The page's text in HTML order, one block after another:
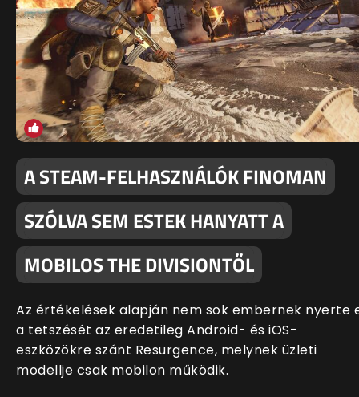
A STEAM-FELHASZNÁLÓK FINOMAN
SZÓLVA SEM ESTEK HANYATT A
MOBILOS THE DIVISIONTŐL
Az értékelések alapján nem sok embernek nyerte
a tetszését az eredetileg Android- és iOS-
eszközökre szánt Resurgence, melynek üzleti
modellje csak mobilon működik.